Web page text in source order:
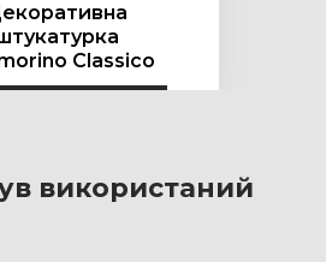
Classico
використаний